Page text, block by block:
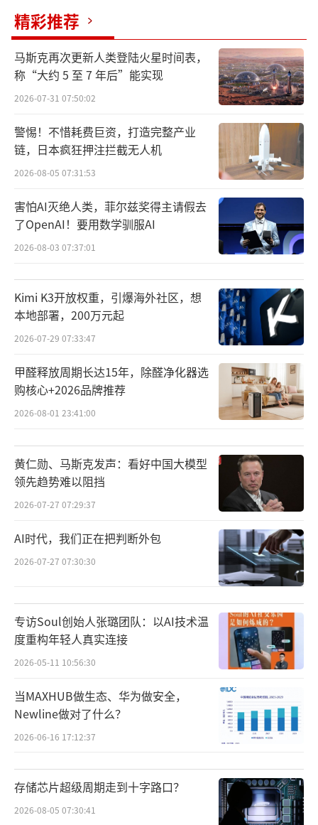
精彩推荐
马斯克再次更新人类登陆火星时间表，
称“大约 5 至 7 年后”能实现
2026-07-31 07:50:02
警惕！不惜耗费巨资，打造完整产业
链，日本疯狂押注拦截无人机
2026-08-05 07:31:53
害怕AI灭绝人类，菲尔兹奖得主请假去
了OpenAI！要用数学驯服AI
2026-08-03 07:37:01
Kimi K3开放权重，引爆海外社区，想
本地部署，200万元起
2026-07-29 07:33:47
甲醛释放周期长达15年，除醛净化器选
购核心+2026品牌推荐
2026-08-01 23:41:00
黄仁勋、马斯克发声：看好中国大模型
领先趋势难以阻挡
2026-07-27 07:29:37
AI时代，我们正在把判断外包
2026-07-27 07:30:30
专访Soul创始人张璐团队：以AI技术温
度重构年轻人真实连接
2026-05-11 10:56:30
当MAXHUB做生态、华为做安全，
Newline做对了什么？
2026-06-16 17:12:37
存储芯片超级周期走到十字路口？
2026-08-05 07:30:41